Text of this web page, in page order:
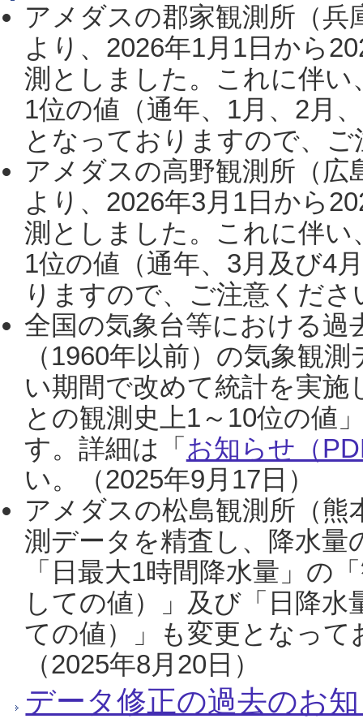
アメダスの郡家観測所（
より、2026年1月1日から
測としました。これに伴い
1位の値（通年、1月、2月
となっておりますので、
アメダスの高野観測所（
より、2026年3月1日から
測としました。これに伴い
1位の値（通年、3月及び4
りますので、ご注意くだ
全国の気象台等における過
（1960年以前）の気象観
い期間で改めて統計を実
との観測史上1～10位の値
す。詳細は「 お知らせ（
い。（2025年9月17日）
アメダスの松島観測所（熊
測データを精査し、降水
「日最大1時間降水量」の
しての値）」及び「日降
ての値）」も変更となっ
（2025年8月20日）
データ修正の過去のお